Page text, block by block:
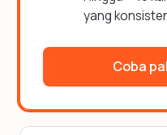
yang
Coba